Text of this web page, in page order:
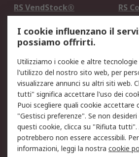
RS VendStock®
RS
Legale
Informativa Cookie
Email Security
Condizioni di vendita
Etica e responsabilità
I cookie influenzano il
possiamo offrirti.
Utilizziamo i cookie e altre tecnologie
l'utilizzo del nostro sito web, per
visualizzare annunci su altri siti web.
tutti" significa accettare l'uso dei
Puoi scegliere quali cookie accettare
"Gestisci preferenze". Se non
questi cookie, clicca su "Rifiuta tutti".
potrebbero non essere accessibili.
informazioni, leggi la nostra cookie